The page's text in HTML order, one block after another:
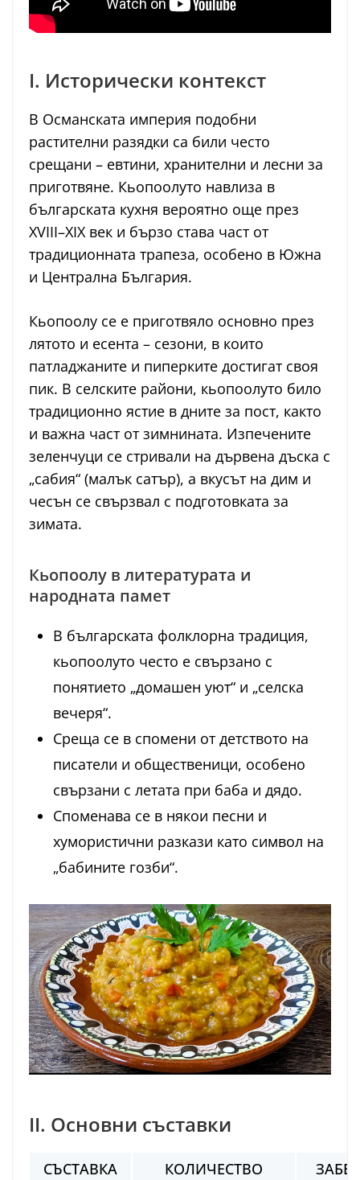
I. Исторически контекст
В Османската империя подобни
растителни разядки са били често
срещани – евтини, хранителни и лесни за
приготвяне. Кьопоолуто навлиза в
българската кухня вероятно още през
XVIII–XIX век и бързо става част от
традиционната трапеза, особено в Южна
и Централна България.
Кьопоолу се е приготвяло основно през
лятото и есента – сезони, в които
патладжаните и пиперките достигат своя
пик. В селските райони, кьопоолуто било
традиционно ястие в дните за пост, както
и важна част от зимнината. Изпечените
зеленчуци се стривали на дървена дъска с
„сабия“ (малък сатър), а вкусът на дим и
чесън се свързвал с подготовката за
зимата.
Кьопоолу в литературата и
народната памет
В българската фолклорна традиция,
кьопоолуто често е свързано с
понятието „домашен уют“ и „селска
вечеря“.
Среща се в спомени от детството на
писатели и общественици, особено
свързани с летата при баба и дядо.
Споменава се в някои песни и
хумористични разкази като символ на
„бабините гозби“.
II. Основни съставки
СЪСТАВКА КОЛИЧЕСТВО